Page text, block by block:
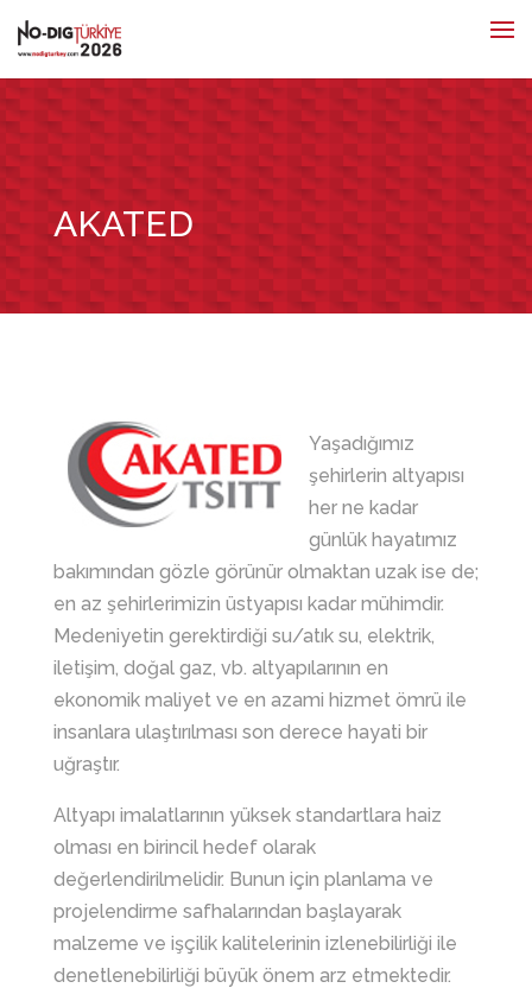
AKATED
Yaşadığımız
şehirlerin altyapısı
her ne kadar
günlük hayatımız
bakımından gözle görünür olmaktan uzak ise de;
en az şehirlerimizin üstyapısı kadar mühimdir.
Medeniyetin gerektirdiği su/atık su, elektrik,
iletişim, doğal gaz, vb. altyapılarının en
ekonomik maliyet ve en azami hizmet ömrü ile
insanlara ulaştırılması son derece hayati bir
uğraştır.
Altyapı imalatlarının yüksek standartlara haiz
olması en birincil hedef olarak
değerlendirilmelidir. Bunun için planlama ve
projelendirme safhalarından başlayarak
malzeme ve işçilik kalitelerinin izlenebilirliği ile
denetlenebilirliği büyük önem arz etmektedir.